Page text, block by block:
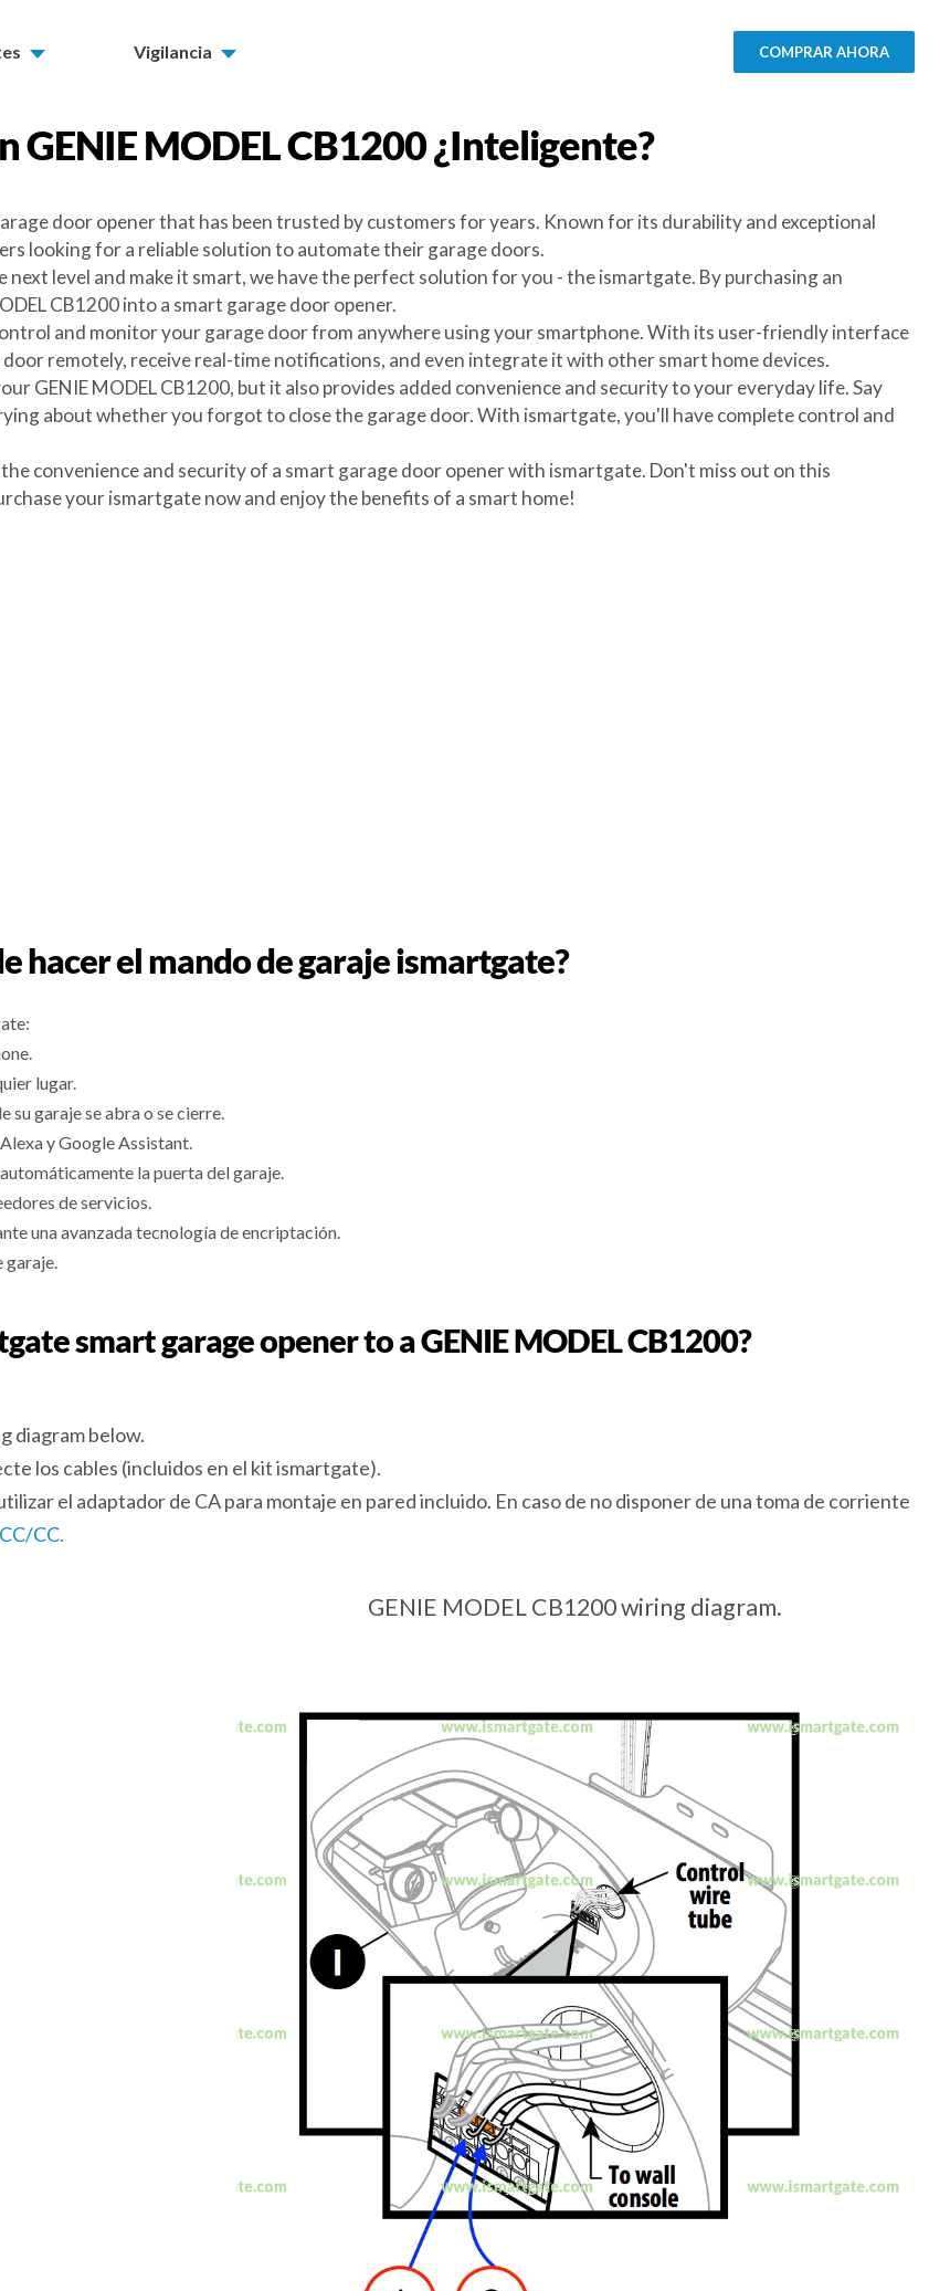
Vigilancia COMPRAR AHORA
GENIE MODEL CB1200¿Inteligente?
door opener that has been trusted by customers for years. Known for its durability and exceptional
looking for a reliable solution to automate their garage doors.
level and make it smart, we have the perfect solution for you - the ismartgate. By purchasing an
CB1200 into a smart garage door opener.
and monitor your garage door from anywhere using your smartphone. With its user-friendly interface
remotely, receive real-time notifications, and even integrate it with other smart home devices.
GENIE MODEL CB1200, but it also provides added convenience and security to your everyday life. Say
about whether you forgot to close the garage door. With ismartgate, you'll have complete control and
convenience and security of a smart garage door opener with ismartgate. Don't miss out on this
your ismartgate now and enjoy the benefits of a smart home!
hacer el mando de garaje ismartgate?
lugar.
su garaje se abra o se cierre.
y Google Assistant.
la puerta del garaje.
de servicios.
una avanzada tecnología de encriptación.
garaje.
smart garage opener to a GENIE MODEL CB1200?
diagram below.
los cables (incluidos en el kit ismartgate).
el adaptador de CA para montaje en pared incluido. En caso de no disponer de una toma de corriente
CC.
GENIE MODEL CB1200 wiring diagram.